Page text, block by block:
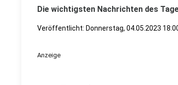
Die wichtigsten Nachrichten des
Veröffentlicht: Donnerstag, 04.05.2023
Anzeige